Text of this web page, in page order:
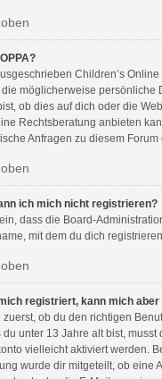
Children’s
die möglicherweise persönliche
ob dies auf dich oder die
Rechtsberatung anbieten
Anfragen zu diesem
ich mich nicht registrieren?
dass die Board-
mit dem du dich
registriert, kann mich
zuerst, ob du den richtigen
du unter 13 Jahre alt bist,
vielleicht aktiviert werden.
wurde dir mitgeteilt, ob eine